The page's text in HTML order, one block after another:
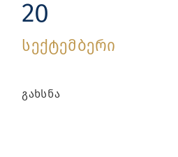
20
სექტემბერი
გახსნა